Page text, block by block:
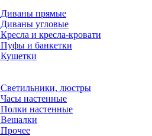
Диваны прямые
Диваны угловые
Кресла и кресла-кровати
Пуфы и банкетки
Кушетки
Светильники, люстры
Часы настенные
Полки настенные
Вешалки
Прочее